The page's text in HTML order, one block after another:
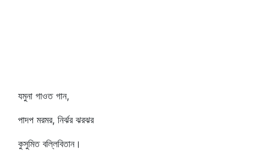
যমুনা গাওত গান,
পাদপ মরমর, নির্ঝর ঝরঝর
কুসুমিত বল্লিবিতান।